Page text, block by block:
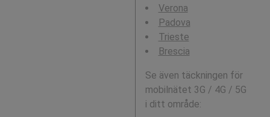
Verona
Padova
Trieste
Brescia
Se även täckningen för
mobilnätet 3G / 4G / 5G
i ditt område: